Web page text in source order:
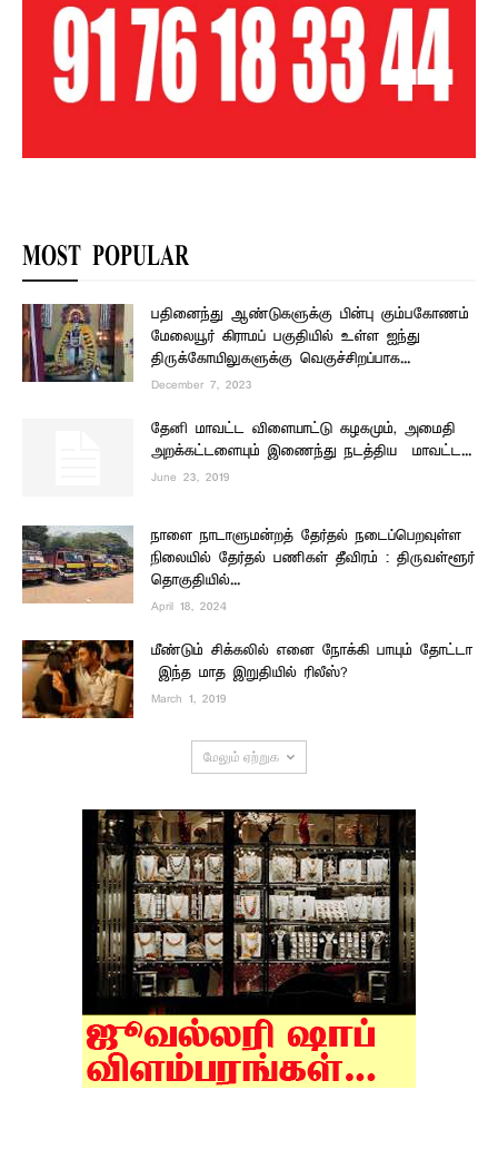
MOST POPULAR
பதினைந்து ஆண்டுகளுக்கு பின்பு கும்பகோணம்
மேலையூர் கிராமப் பகுதியில் உள்ள ஐந்து
திருக்கோயிலுகளுக்கு வெகுச்சிறப்பாக...
December 7, 2023
தேனி மாவட்ட விளையாட்டு கழகமும், அமைதி
அறக்கட்டளையும் இணைந்து நடத்திய – மாவட்ட...
June 23, 2019
நாளை நாடாளுமன்றத் தேர்தல் நடைப்பெறவுள்ள
நிலையில் தேர்தல் பணிகள் தீவிரம் : திருவள்ளூர்
தொகுதியில்...
April 18, 2024
மீண்டும் சிக்கலில் எனை நோக்கி பாயும் தோட்டா
– இந்த மாத இறுதியில் ரிலீஸ்?
March 1, 2019
மேலும் ஏற்றுக